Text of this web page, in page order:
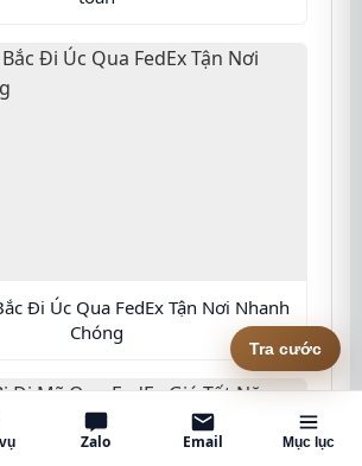
Đi Úc Qua FedEx Tận Nơi Nhanh
Chóng
Zalo Email Mục lục
Tra cước